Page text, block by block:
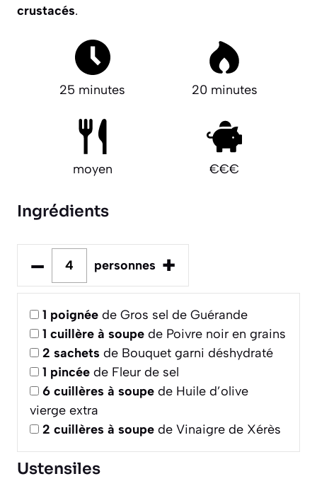
crustacés.
25 minutes 20 minutes
moyen €€€
Ingrédients
– personnes +
1 poignée de Gros sel de Guérande
1 cuillère à soupe de Poivre noir en grains
2 sachets de Bouquet garni déshydraté
1 pincée de Fleur de sel
6 cuillères à soupe de Huile d’olive
vierge extra
2 cuillères à soupe de Vinaigre de Xérès
Ustensiles